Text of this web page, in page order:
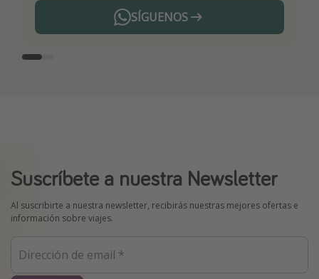
SÍGUENOS
Telegram
Suscríbete a nuestra Newsletter
Al suscribirte a nuestra newsletter, recibirás nuestras mejores ofertas e
información sobre viajes.